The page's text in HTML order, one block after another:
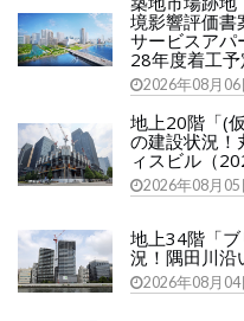
境影響評価書
サービスアパ
28年度着工予
2026年08月06
地上20階「(
の建設状況！
ィスビル（
2026年08月05
地上34階「
況！隅田川沿
2026年08月04